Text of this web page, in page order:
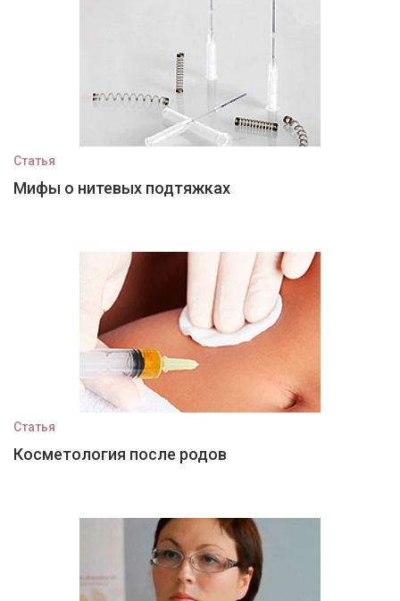
Статья
Мифы о нитевых подтяжках
Статья
Косметология после родов